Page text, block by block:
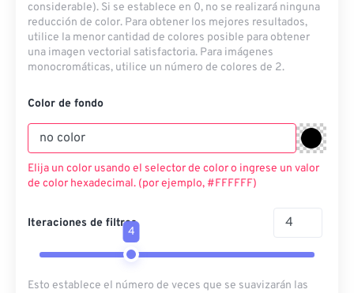
considerable). Si se establece en 0, no se realizará ninguna
reducción de color. Para obtener los mejores resultados,
utilice la menor cantidad de colores posible para obtener
una imagen vectorial satisfactoria. Para imágenes
monocromáticas, utilice un número de colores de 2.
Color de fondo
Elija un color usando el selector de color o ingrese un valor
de color hexadecimal. (por ejemplo, #FFFFFF)
Iteraciones de filtros
4
Esto establece el número de veces que se suavizarán las